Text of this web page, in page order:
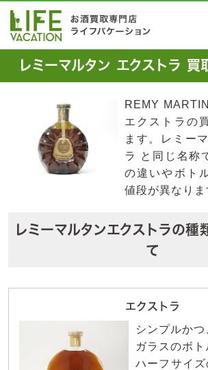
レミーマルタン エクストラ 買
REMY
エクストラの
ます。レミー
ラ と同じ名称
の違いやボト
値段が異なりま
レミーマルタンエクストラの種
て
エクストラ
シンプルか
ガラスのボト
ハーフサイ